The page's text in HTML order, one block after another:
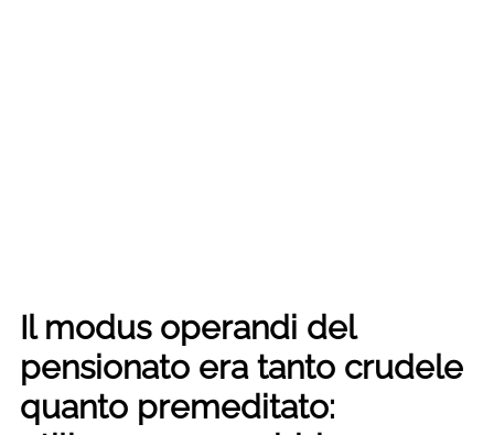
Il modus operandi del
pensionato era tanto crudele
quanto premeditato: